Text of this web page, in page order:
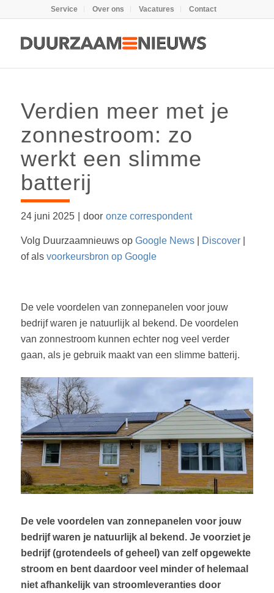
Service Over ons Vacatures Contact
Verdien meer met je
zonnestroom: zo
werkt een slimme
batterij
24 juni 2025 door onze correspondent
Volg Duurzaamnieuws op Google News| Discover|
of als voorkeursbron op Google
De vele voordelen van zonnepanelen voor jouw
bedrijf waren je natuurlijk al bekend. De voordelen
van zonnestroom kunnen echter nog veel verder
gaan, als je gebruik maakt van een slimme batterij.
De vele voordelen van zonnepanelen voor jouw
bedrijf waren je natuurlijk al bekend. Je voorziet je
bedrijf (grotendeels of geheel) van zelf opgewekte
stroom en bent daardoor veel minder of helemaal
niet afhankelijk van stroomleveranties door